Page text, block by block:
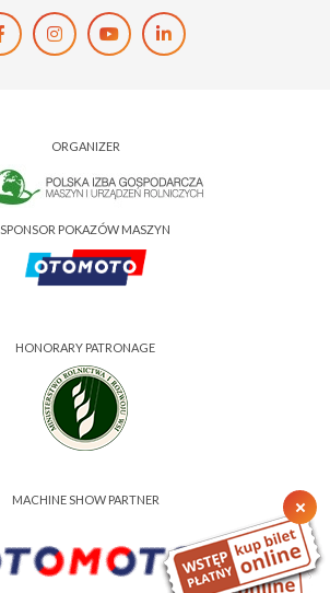
ORGANIZER
SPONSOR POKAZÓW MASZYN
HONORARY PATRONAGE
MACHINE SHOW PARTNER